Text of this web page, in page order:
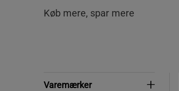
Køb mere, spar mere
VaremærkerVaremærker